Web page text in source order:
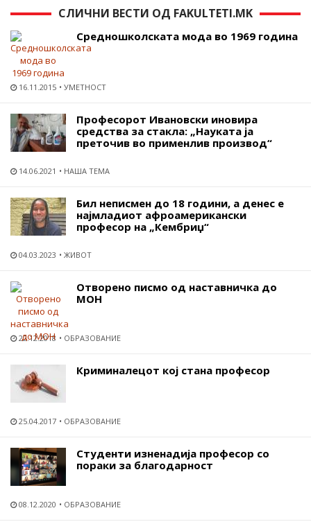
СЛИЧНИ ВЕСТИ ОД FAKULTETI.MK
Средношколската мода во 1969 година
16.11.2015 УМЕТНОСТ
Професорот Ивановски иновира
средства за стакла: „Науката ја
преточив во применлив производ“
14.06.2021 НАША ТЕМА
Бил неписмен до 18 години, а денес е
најмладиот афроамерикански
професор на „Кембриџ“
04.03.2023 ЖИВОТ
Отворено писмо од наставничка до
МОН
22.12.2018 ОБРАЗОВАНИЕ
Криминалецот кој стана професор
25.04.2017 ОБРАЗОВАНИЕ
Студенти изненадија професор со
пораки за благодарност
08.12.2020 ОБРАЗОВАНИЕ